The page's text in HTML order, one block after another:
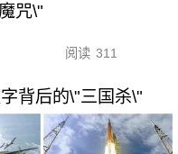
咒\"
阅读 311
背后的\"三国杀\"